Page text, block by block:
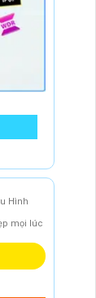
Hình
mọi lúc